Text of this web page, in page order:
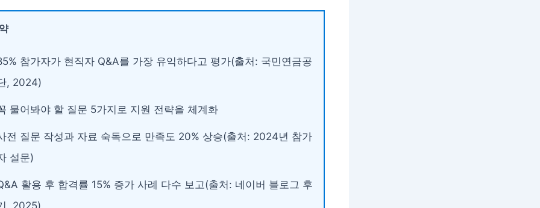
참가자가 현직자 Q&A를 가장 유익하다고 평가(출처: 국민연금공
, 2024)
물어봐야 할 질문 5가지로 지원 전략을 체계화
전 질문 작성과 자료 숙독으로 만족도 20% 상승(출처: 2024년 참가
설문)
활용 후 합격률 15% 증가 사례 다수 보고(출처: 네이버 블로그 후